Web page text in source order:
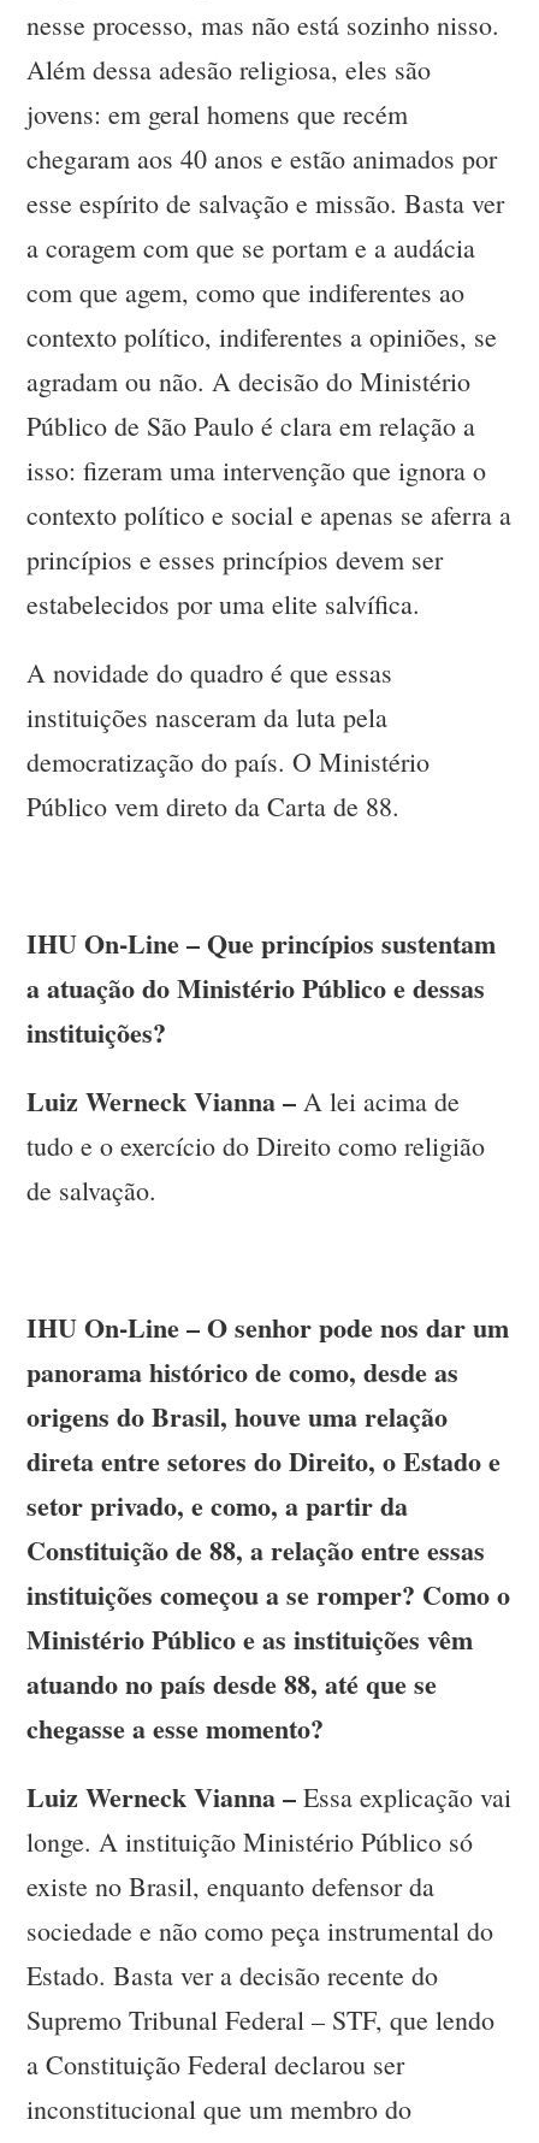
nesse processo, mas não está sozinho nisso.
Além dessa adesão religiosa, eles são
jovens: em geral homens que recém
chegaram aos 40 anos e estão animados por
esse espírito de salvação e missão. Basta ver
a coragem com que se portam e a audácia
com que agem, como que indiferentes ao
contexto político, indiferentes a opiniões, se
agradam ou não. A decisão do Ministério
Público de São Paulo é clara em relação a
isso: fizeram uma intervenção que ignora o
contexto político e social e apenas se aferra a
princípios e esses princípios devem ser
estabelecidos por uma elite salvífica.
A novidade do quadro é que essas
instituições nasceram da luta pela
democratização do país. O Ministério
Público vem direto da Carta de 88.
IHU On-Line – Que princípios sustentam
a atuação do Ministério Público e dessas
instituições?
Luiz Werneck Vianna –A lei acima de
tudo e o exercício do Direito como religião
de salvação.
IHU On-Line – O senhor pode nos dar um
panorama histórico de como, desde as
origens do Brasil, houve uma relação
direta entre setores do Direito, o Estado e
setor privado, e como, a partir da
Constituição de 88, a relação entre essas
instituições começou a se romper? Como o
Ministério Público e as instituições vêm
atuando no país desde 88, até que se
chegasse a esse momento?
Luiz Werneck Vianna –Essa explicação vai
longe. A instituição Ministério Público só
existe no Brasil, enquanto defensor da
sociedade e não como peça instrumental do
Estado. Basta ver a decisão recente do
Supremo Tribunal Federal – STF, que lendo
a Constituição Federal declarou ser
inconstitucional que um membro do